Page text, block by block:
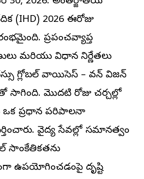
(IHD) 2026 ఈరోజు
ప్రపంచవ్యాప్త
మరియు విధాన నిర్ణేతలు
గ్లోబల్ వాయిసెస్ – వన్ విజన్
సాగింది. మొదటి రోజు చర్చల్లో
ఒక ప్రధాన పరిపాలనా
వైద్య సేవల్లో సమానత్వం
సాంకేతికతను
ఉపయోగించడంపై దృష్టి